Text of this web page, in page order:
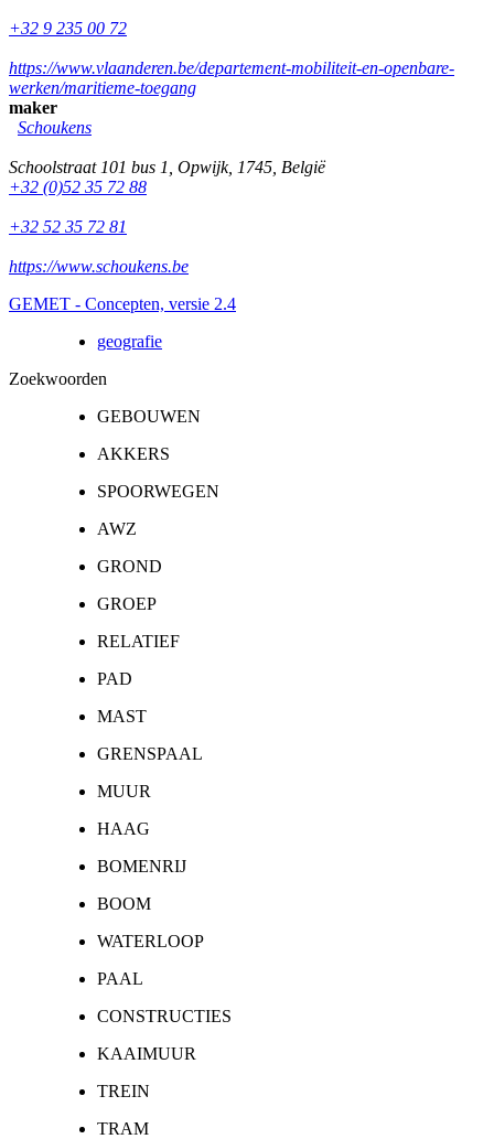
+32 9 235 00 72
https://www.vlaanderen.be/departement-mobiliteit-en-openbare-
werken/maritieme-toegang
maker
Schoukens
Schoolstraat 101 bus 1 Opwijk, 1745 België
+32 (0)52 35 72 88
+32 52 35 72 81
https://www.schoukens.be
GEMET - Concepten, versie 2.4
geografie
Zoekwoorden
GEBOUWEN
AKKERS
SPOORWEGEN
AWZ
GROND
GROEP
RELATIEF
PAD
MAST
GRENSPAAL
MUUR
HAAG
BOMENRIJ
BOOM
WATERLOOP
PAAL
CONSTRUCTIES
KAAIMUUR
TREIN
TRAM